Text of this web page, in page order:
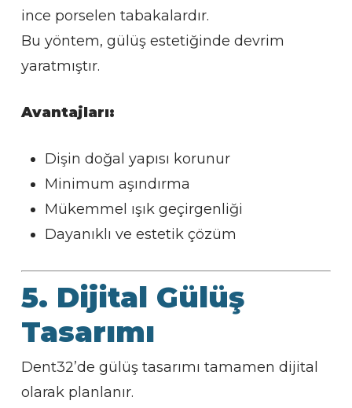
ince porselen tabakalardır.
Bu yöntem, gülüş estetiğinde devrim
yaratmıştır.
Avantajları:
Dişin doğal yapısı korunur
Minimum aşındırma
Mükemmel ışık geçirgenliği
Dayanıklı ve estetik çözüm
5. Dijital Gülüş
Tasarımı
Dent32’de gülüş tasarımı tamamen dijital
olarak planlanır.